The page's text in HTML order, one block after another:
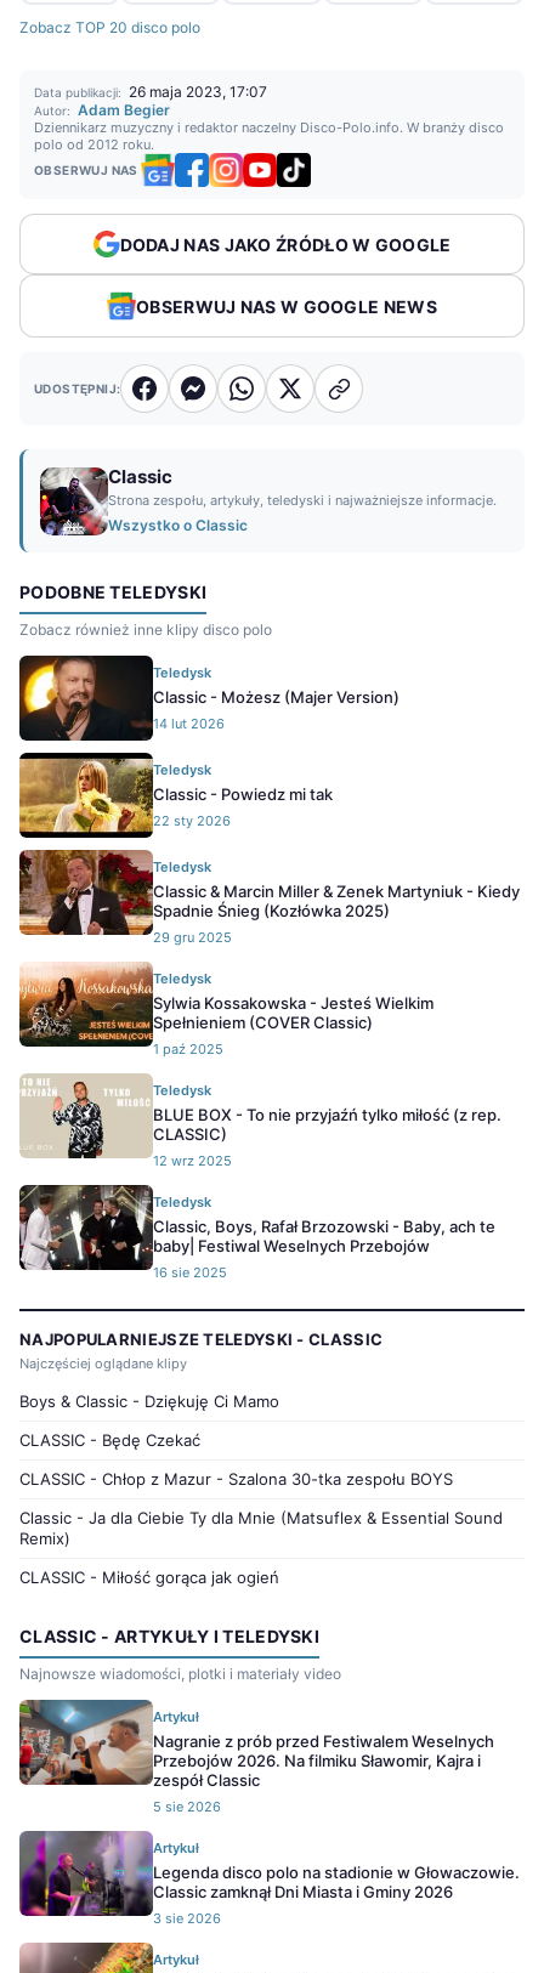
Zobacz TOP 20 disco polo
Data publikacji: 26 maja 2023, 17:07
Autor: Adam Begier
Dziennikarz muzyczny i redaktor naczelny Disco-Polo.info. W branży disco
polo od 2012 roku.
OBSERWUJ NAS
DODAJ NAS JAKO ŹRÓDŁO W GOOGLE
OBSERWUJ NAS W GOOGLE NEWS
UDOSTĘPNIJ:
Classic
Strona zespołu, artykuły, teledyski i najważniejsze informacje.
Wszystko o Classic
PODOBNE TELEDYSKI
Zobacz również inne klipy disco polo
Teledysk
Classic - Możesz (Majer Version)
14 lut 2026
Teledysk
Classic - Powiedz mi tak
22 sty 2026
Teledysk
Classic & Marcin Miller & Zenek Martyniuk - Kiedy
Spadnie Śnieg (Kozłówka 2025)
29 gru 2025
Teledysk
Sylwia Kossakowska - Jesteś Wielkim
Spełnieniem (COVER Classic)
1 paź 2025
Teledysk
BLUE BOX - To nie przyjaźń tylko miłość (z rep.
CLASSIC)
12 wrz 2025
Teledysk
Classic, Boys, Rafał Brzozowski - Baby, ach te
baby| Festiwal Weselnych Przebojów
16 sie 2025
NAJPOPULARNIEJSZE TELEDYSKI - CLASSIC
Najczęściej oglądane klipy
Boys & Classic - Dziękuję Ci Mamo
CLASSIC - Będę Czekać
CLASSIC - Chłop z Mazur - Szalona 30-tka zespołu BOYS
Classic - Ja dla Ciebie Ty dla Mnie (Matsuflex & Essential Sound
Remix)
CLASSIC - Miłość gorąca jak ogień
CLASSIC - ARTYKUŁY I TELEDYSKI
Najnowsze wiadomości, plotki i materiały video
Artykuł
Nagranie z prób przed Festiwalem Weselnych
Przebojów 2026. Na filmiku Sławomir, Kajra i
zespół Classic
5 sie 2026
Artykuł
Legenda disco polo na stadionie w Głowaczowie.
Classic zamknął Dni Miasta i Gminy 2026
3 sie 2026
Artykuł